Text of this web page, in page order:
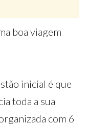
boa viagem
inicial é que
toda a sua
com 6